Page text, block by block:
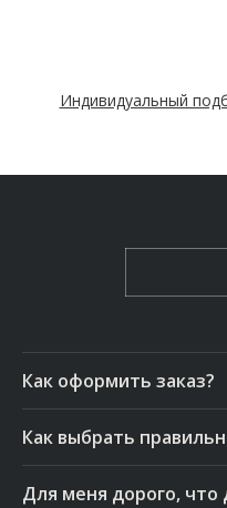
Индивидуальный
Как оформить заказ?
Как выбрать
Для меня дорого, что